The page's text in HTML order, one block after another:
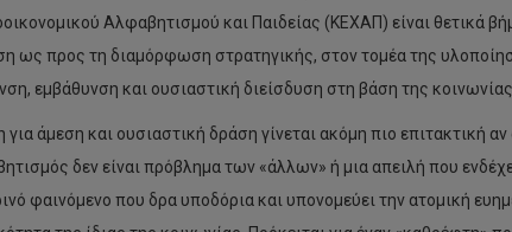
Αλφαβητισμού και Παιδείας (ΚΕΧΑΠ) είναι θετικά
ως προς τη διαμόρφωση στρατηγικής, στον τομέα της
εμβάθυνση και ουσιαστική διείσδυση στη βάση της κοινωνίας.
για άμεση και ουσιαστική δράση γίνεται ακόμη πιο επιτακτική
δεν είναι πρόβλημα των «άλλων» ή μια απειλή που
φαινόμενο που δρα υποδόρια και υπονομεύει την ατομική